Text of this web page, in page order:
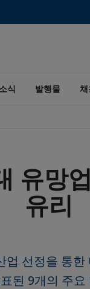
소식 발행물
유망
유리
업 선정을 통
된 9개의 주